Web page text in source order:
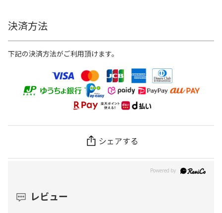
決済方法
下記の決済方法がご利用頂けます。
シェアする
レビュー